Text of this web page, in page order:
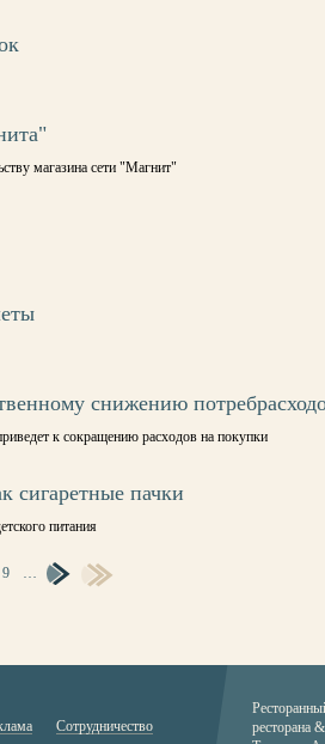
магазина сети "Магнит"
снижению
к сокращению расходов на покупки
сигаретные пачки
питания
9 …
Сотрудничество
ресторана